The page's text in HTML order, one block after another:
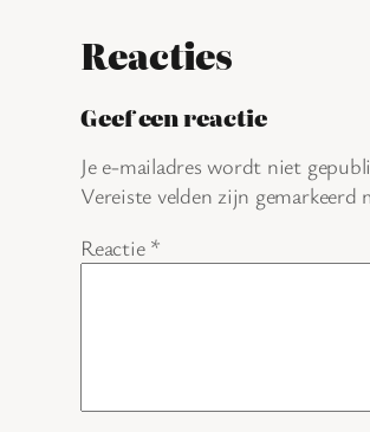
Reacties
Geef een reactie
Je e-mailadres wordt niet
Vereiste velden zijn gemarkeerd
Reactie *